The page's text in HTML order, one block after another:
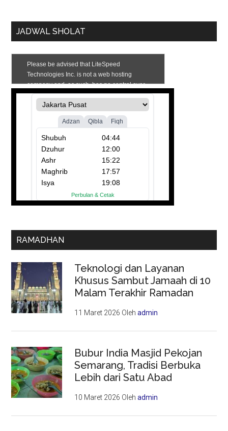
JADWAL SHOLAT
RAMADHAN
Teknologi dan Layanan
Khusus Sambut Jamaah di 10
Malam Terakhir Ramadan
11 Maret 2026 Olehadmin
Bubur India Masjid Pekojan
Semarang, Tradisi Berbuka
Lebih dari Satu Abad
10 Maret 2026 Olehadmin